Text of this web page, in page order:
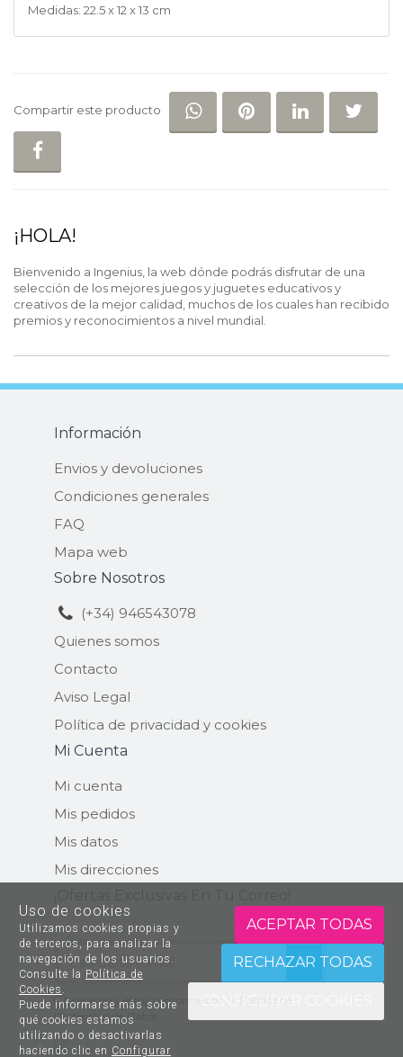
Medidas: 22.5 x 12 x 13 cm
Compartir este producto COMPARTIR EN
COMPARTIR EN
¡HOLA!
Bienvenido a Ingenius, la web dónde podrás disfrutar de una
selección de los mejores juegos y juguetes educativos y
creativos de la mejor calidad, muchos de los cuales han recibido
premios y reconocimientos a nivel mundial.
Información
Envios y devoluciones
Condiciones generales
FAQ
Mapa web
Sobre Nosotros
(+34) 946543078
Quienes somos
Contacto
Aviso Legal
Política de privacidad y cookies
Mi Cuenta
Mi cuenta
Mis pedidos
Mis datos
Mis direcciones
ENVIAR
He leído y estoy conforme con la Política de
Protección de Datos
Uso de cookies
Utilizamos cookies propias y
de terceros, para analizar la
navegación de los usuarios.
Consulte la Política de
Cookies .
Puede informarse más sobre
qué cookies estamos
utilizando o desactivarlas
haciendo clic en Configurar
ACEPTAR TODAS
RECHAZAR TODAS
CONFIGURAR COOKIES